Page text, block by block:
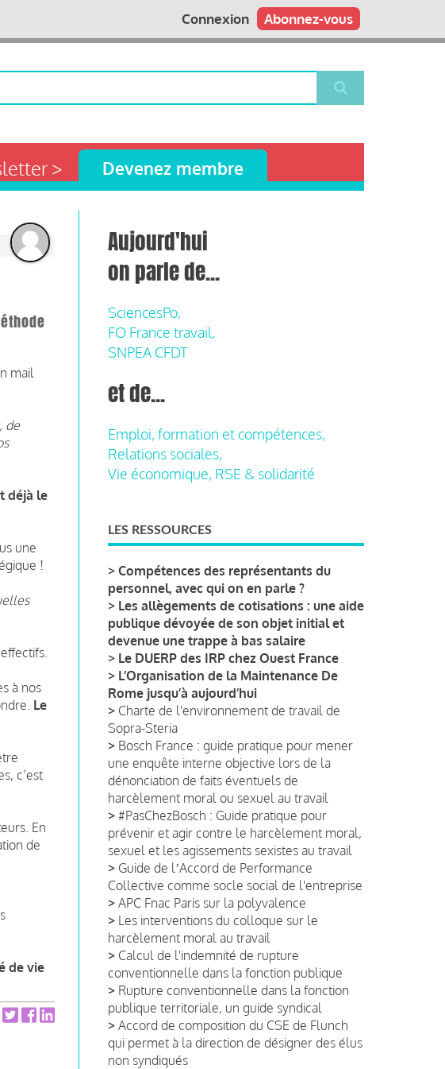
Abonnez-vous
Connexion
> Devenez membre
mail
de
déjà le
une
!
à nos
Le
c’est
En
de
de vie
Aujourd'hui
on parle de...
SciencesPo,
FO France travail,
SNPEA CFDT
et de...
Emploi, formation et compétences,
Relations sociales,
Vie économique, RSE & solidarité
LES RESSOURCES
> Compétences des représentants du
personnel, avec qui on en parle ?
> Les allègements de cotisations : une aide
publique dévoyée de son objet initial et
devenue une trappe à bas salaire
> Le DUERP des IRP chez Ouest France
> L’Organisation de la Maintenance De
Rome jusqu’à aujourd’hui
> Charte de l'environnement de travail de
Sopra-Steria
> Bosch France : guide pratique pour mener
une enquête interne objective lors de la
dénonciation de faits éventuels de
harcèlement moral ou sexuel au travail
> #PasChezBosch : Guide pratique pour
prévenir et agir contre le harcèlement moral,
sexuel et les agissements sexistes au travail
> Guide de lʼAccord de Performance
Collective comme socle social de l'entreprise
> APC Fnac Paris sur la polyvalence
> Les interventions du colloque sur le
harcèlement moral au travail
> Calcul de l'indemnité de rupture
conventionnelle dans la fonction publique
> Rupture conventionnelle dans la fonction
publique territoriale, un guide syndical
> Accord de composition du CSE de Flunch
qui permet à la direction de désigner des élus
non syndiqués